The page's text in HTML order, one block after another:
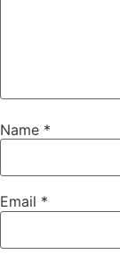
Name *
Email *